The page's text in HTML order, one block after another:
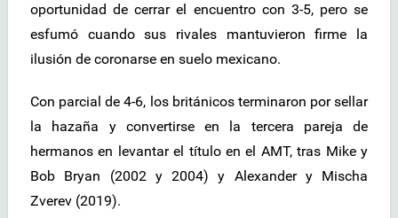
oportunidad de cerrar el encuentro con 3-5, pero se
esfumó cuando sus rivales mantuvieron firme la
ilusión de coronarse en suelo mexicano.
Con parcial de 4-6, los británicos terminaron por sellar
la hazaña y convertirse en la tercera pareja de
hermanos en levantar el título en el AMT, tras Mike y
Bob Bryan (2002 y 2004) y Alexander y Mischa
Zverev (2019).